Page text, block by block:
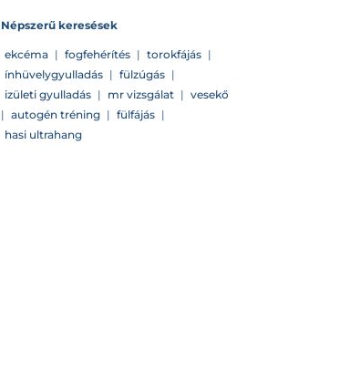
Népszerű keresések
ekcéma | fogfehérítés | torokfájás |
ínhüvelygyulladás | fülzúgás |
izületi gyulladás | mr vizsgálat | vesekő
| autogén tréning | fülfájás |
hasi ultrahang